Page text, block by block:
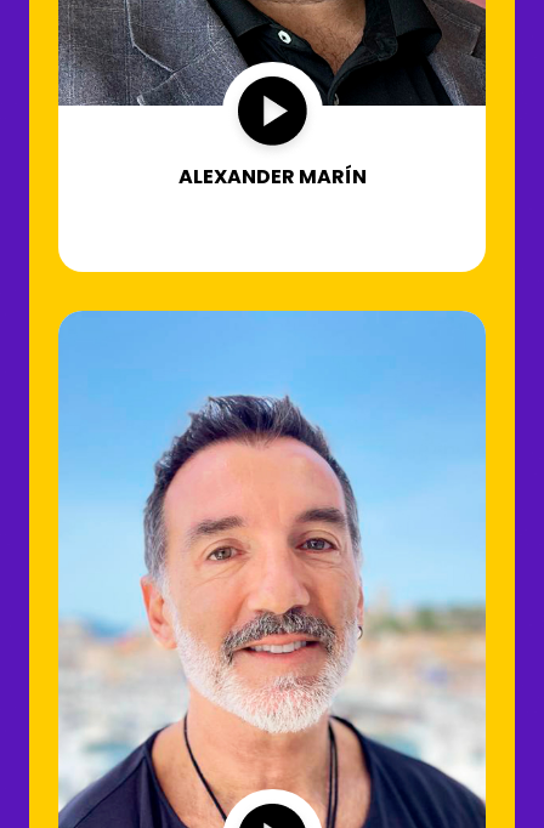
ALEXANDER MARÍN